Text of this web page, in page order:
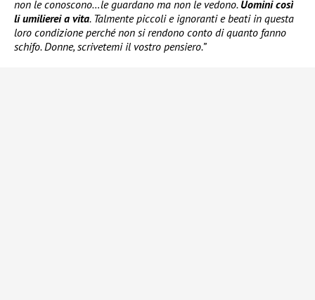
non le conoscono…le guardano ma non le vedono. Uomini così
li umilierei a vita. Talmente piccoli e ignoranti e beati in questa
loro condizione perché non si rendono conto di quanto fanno
schifo. Donne, scrivetemi il vostro pensiero.”